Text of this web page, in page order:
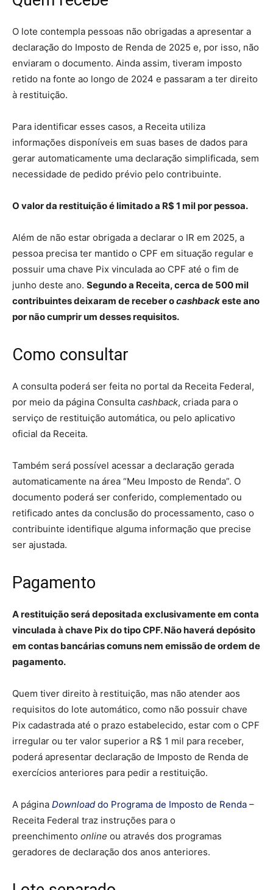
O lote contempla pessoas não obrigadas a apresentar a
declaração do Imposto de Renda de 2025 e, por isso, não
enviaram o documento. Ainda assim, tiveram imposto
retido na fonte ao longo de 2024 e passaram a ter direito
à restituição.
Para identificar esses casos, a Receita utiliza
informações disponíveis em suas bases de dados para
gerar automaticamente uma declaração simplificada, sem
necessidade de pedido prévio pelo contribuinte.
O valor da restituição é limitado a R$ 1 mil por pessoa.
Além de não estar obrigada a declarar o IR em 2025, a
pessoa precisa ter mantido o CPF em situação regular e
possuir uma chave Pix vinculada ao CPF até o fim de
junho deste ano. Segundo a Receita, cerca de 500 mil
contribuintes deixaram de receber ocashbackeste ano
por não cumprir um desses requisitos.
Como consultar
A consulta poderá ser feita no portal da Receita Federal,
por meio da página Consulta cashback, criada para o
serviço de restituição automática, ou pelo aplicativo
oficial da Receita.
Também será possível acessar a declaração gerada
automaticamente na área “Meu Imposto de Renda”. O
documento poderá ser conferido, complementado ou
retificado antes da conclusão do processamento, caso o
contribuinte identifique alguma informação que precise
ser ajustada.
Pagamento
A restituição será depositada exclusivamente em conta
vinculada à chave Pix do tipo CPF. Não haverá depósito
em contas bancárias comuns nem emissão de ordem de
pagamento.
Quem tiver direito à restituição, mas não atender aos
requisitos do lote automático, como não possuir chave
Pix cadastrada até o prazo estabelecido, estar com o CPF
irregular ou ter valor superior a R$ 1 mil para receber,
poderá apresentar declaração de Imposto de Renda de
exercícios anteriores para pedir a restituição.
A página Download do Programa de Imposto de Renda –
Receita Federal traz instruções para o
preenchimento online ou através dos programas
geradores de declaração dos anos anteriores.